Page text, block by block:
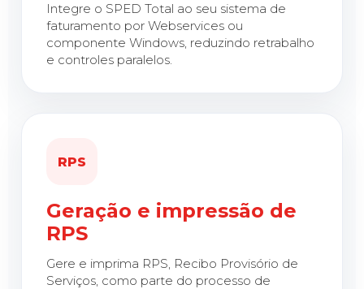
Integre o SPED Total ao seu sistema de
faturamento por Webservices ou
componente Windows, reduzindo retrabalho
e controles paralelos.
RPS
Geração e impressão de
RPS
Gere e imprima RPS, Recibo Provisório de
Serviços, como parte do processo de